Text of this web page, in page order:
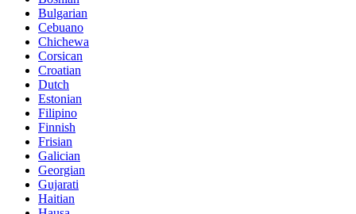
Bulgarian
Cebuano
Chichewa
Corsican
Croatian
Dutch
Estonian
Filipino
Finnish
Frisian
Galician
Georgian
Gujarati
Haitian